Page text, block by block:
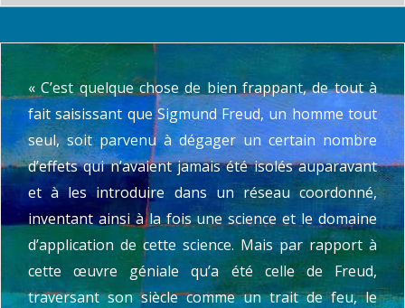
g
r
i
e
s
« C’est quelque chose de bien frappant, de tout à
fait saisissant que Sigmund Freud, un homme tout
seul, soit parvenu à dégager un certain nombre
d’effets qui n’avaient jamais été isolés auparavant
et à les introduire dans un réseau coordonné,
inventant ainsi à la fois une science et le domaine
d’application de cette science. Mais par rapport à
cette œuvre géniale qu’a été celle de Freud,
traversant son siècle comme un trait de feu, le